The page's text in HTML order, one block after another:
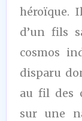
héroïque.
d’un fils
cosmos
disparu
au fil des
sur une